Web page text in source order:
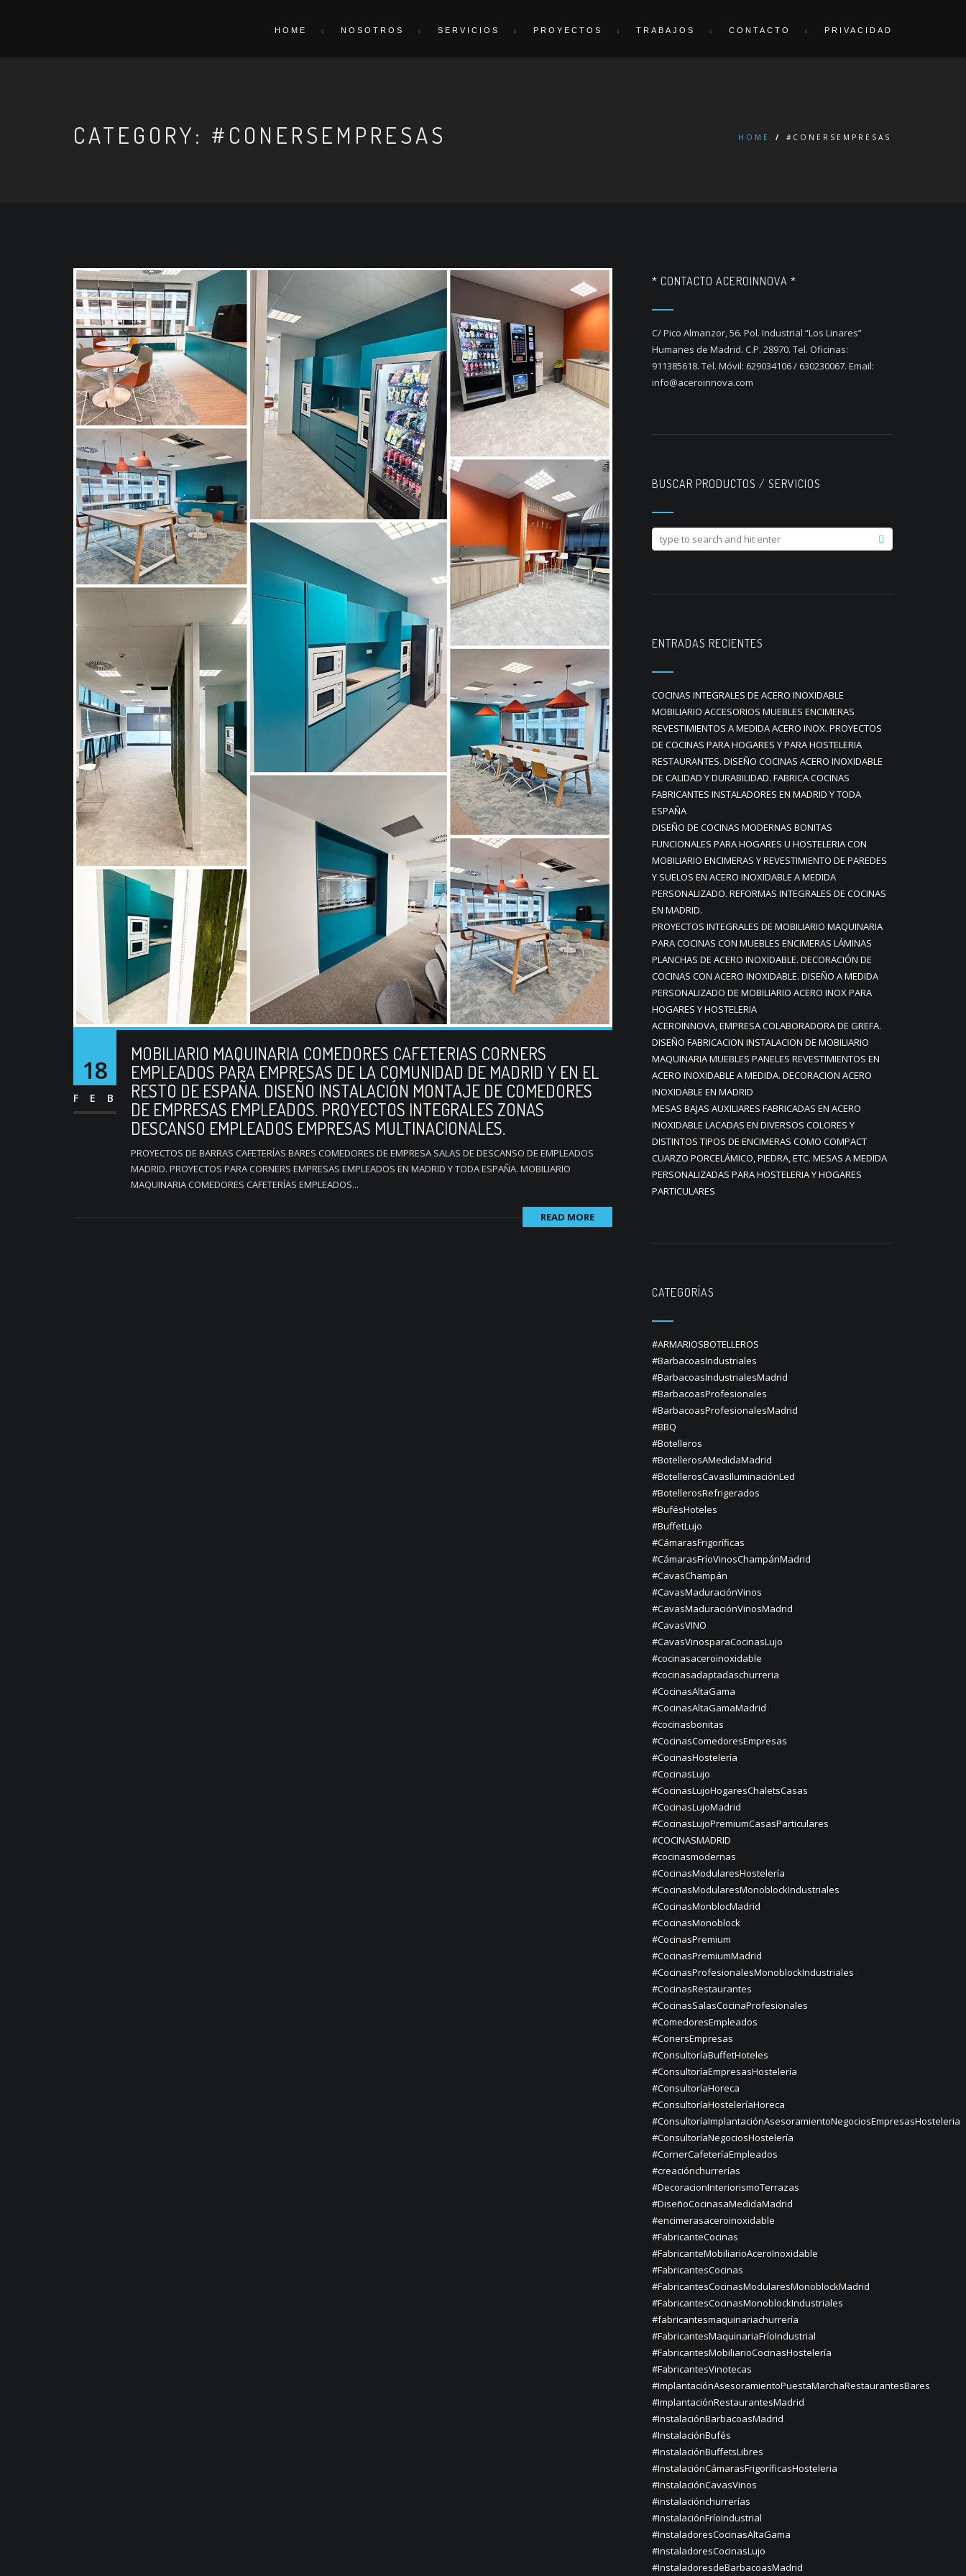
HOME NOSOTROS SERVICIOS PROYECTOS TRABAJOS CONTACTO PRIVACIDAD
CATEGORY: #CONERSEMPRESAS HOME / #CONERSEMPRESAS
18
FEB
MOBILIARIO MAQUINARIA COMEDORES CAFETERIAS CORNERS
EMPLEADOS PARA EMPRESAS DE LA COMUNIDAD DE MADRID Y EN EL
RESTO DE ESPAÑA. DISEÑO INSTALACIÓN MONTAJE DE COMEDORES
DE EMPRESAS EMPLEADOS. PROYECTOS INTEGRALES ZONAS
DESCANSO EMPLEADOS EMPRESAS MULTINACIONALES.
PROYECTOS DE BARRAS CAFETERÍAS BARES COMEDORES DE EMPRESA SALAS DE DESCANSO DE EMPLEADOS
MADRID. PROYECTOS PARA CORNERS EMPRESAS EMPLEADOS EN MADRID Y TODA ESPAÑA. MOBILIARIO
MAQUINARIA COMEDORES CAFETERÍAS EMPLEADOS...
READ MORE
* CONTACTO ACEROINNOVA *
C/ Pico Almanzor, 56. Pol. Industrial “Los Linares”
Humanes de Madrid. C.P. 28970. Tel. Oficinas:
911385618. Tel. Móvil: 629034106 / 630230067. Email:
info@aceroinnova.com
BUSCAR PRODUCTOS / SERVICIOS
ENTRADAS RECIENTES
COCINAS INTEGRALES DE ACERO INOXIDABLE
MOBILIARIO ACCESORIOS MUEBLES ENCIMERAS
REVESTIMIENTOS A MEDIDA ACERO INOX. PROYECTOS
DE COCINAS PARA HOGARES Y PARA HOSTELERIA
RESTAURANTES. DISEÑO COCINAS ACERO INOXIDABLE
DE CALIDAD Y DURABILIDAD. FABRICA COCINAS
FABRICANTES INSTALADORES EN MADRID Y TODA
ESPAÑA
DISEÑO DE COCINAS MODERNAS BONITAS
FUNCIONALES PARA HOGARES U HOSTELERIA CON
MOBILIARIO ENCIMERAS Y REVESTIMIENTO DE PAREDES
Y SUELOS EN ACERO INOXIDABLE A MEDIDA
PERSONALIZADO. REFORMAS INTEGRALES DE COCINAS
EN MADRID.
PROYECTOS INTEGRALES DE MOBILIARIO MAQUINARIA
PARA COCINAS CON MUEBLES ENCIMERAS LÁMINAS
PLANCHAS DE ACERO INOXIDABLE. DECORACIÓN DE
COCINAS CON ACERO INOXIDABLE. DISEÑO A MEDIDA
PERSONALIZADO DE MOBILIARIO ACERO INOX PARA
HOGARES Y HOSTELERIA
ACEROINNOVA, EMPRESA COLABORADORA DE GREFA.
DISEÑO FABRICACION INSTALACION DE MOBILIARIO
MAQUINARIA MUEBLES PANELES REVESTIMIENTOS EN
ACERO INOXIDABLE A MEDIDA. DECORACION ACERO
INOXIDABLE EN MADRID
MESAS BAJAS AUXILIARES FABRICADAS EN ACERO
INOXIDABLE LACADAS EN DIVERSOS COLORES Y
DISTINTOS TIPOS DE ENCIMERAS COMO COMPACT
CUARZO PORCELÁMICO, PIEDRA, ETC. MESAS A MEDIDA
PERSONALIZADAS PARA HOSTELERIA Y HOGARES
PARTICULARES
CATEGORÍAS
#ARMARIOSBOTELLEROS
#BarbacoasIndustriales
#BarbacoasIndustrialesMadrid
#BarbacoasProfesionales
#BarbacoasProfesionalesMadrid
#BBQ
#Botelleros
#BotellerosAMedidaMadrid
#BotellerosCavasIluminaciónLed
#BotellerosRefrigerados
#BufésHoteles
#BuffetLujo
#CámarasFrigoríficas
#CámarasFríoVinosChampánMadrid
#CavasChampán
#CavasMaduraciónVinos
#CavasMaduraciónVinosMadrid
#CavasVINO
#CavasVinosparaCocinasLujo
#cocinasaceroinoxidable
#cocinasadaptadaschurreria
#CocinasAltaGama
#CocinasAltaGamaMadrid
#cocinasbonitas
#CocinasComedoresEmpresas
#CocinasHostelería
#CocinasLujo
#CocinasLujoHogaresChaletsCasas
#CocinasLujoMadrid
#CocinasLujoPremiumCasasParticulares
#COCINASMADRID
#cocinasmodernas
#CocinasModularesHostelería
#CocinasModularesMonoblockIndustriales
#CocinasMonblocMadrid
#CocinasMonoblock
#CocinasPremium
#CocinasPremiumMadrid
#CocinasProfesionalesMonoblockIndustriales
#CocinasRestaurantes
#CocinasSalasCocinaProfesionales
#ComedoresEmpleados
#ConersEmpresas
#ConsultoríaBuffetHoteles
#ConsultoríaEmpresasHostelería
#ConsultoríaHoreca
#ConsultoríaHosteleríaHoreca
#ConsultoríaImplantaciónAsesoramientoNegociosEmpresasHosteleria
#ConsultoríaNegociosHostelería
#CornerCafeteríaEmpleados
#creaciónchurrerías
#DecoracionInteriorismoTerrazas
#DiseñoCocinasaMedidaMadrid
#encimerasaceroinoxidable
#FabricanteCocinas
#FabricanteMobiliarioAceroInoxidable
#FabricantesCocinas
#FabricantesCocinasModularesMonoblockMadrid
#FabricantesCocinasMonoblockIndustriales
#fabricantesmaquinariachurrería
#FabricantesMaquinariaFríoIndustrial
#FabricantesMobiliarioCocinasHostelería
#FabricantesVinotecas
#ImplantaciónAsesoramientoPuestaMarchaRestaurantesBares
#ImplantaciónRestaurantesMadrid
#InstalaciónBarbacoasMadrid
#InstalaciónBufés
#InstalaciónBuffetsLibres
#InstalaciónCámarasFrigoríficasHosteleria
#InstalaciónCavasVinos
#instalaciónchurrerías
#InstalaciónFríoIndustrial
#InstaladoresCocinasAltaGama
#InstaladoresCocinasLujo
#InstaladoresdeBarbacoasMadrid